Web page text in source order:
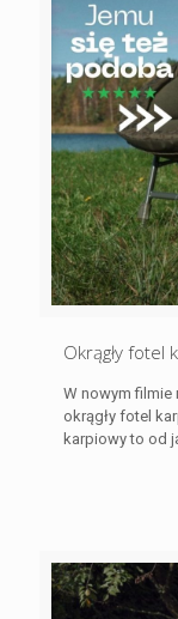
Okrągły fotel
W nowym filmie
okrągły fotel
karpiowy to od